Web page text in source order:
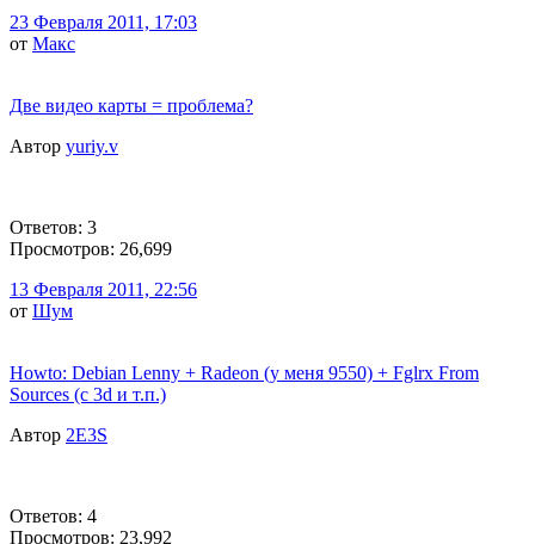
23 Февраля 2011, 17:03
от Макс
Две видео карты = проблема?
Автор yuriy.v
Ответов: 3
Просмотров: 26,699
13 Февраля 2011, 22:56
от Шум
Howto: Debian Lenny + Radeon (у меня 9550) + Fglrx From
Sources (c 3d и т.п.)
Автор 2E3S
Ответов: 4
Просмотров: 23,992